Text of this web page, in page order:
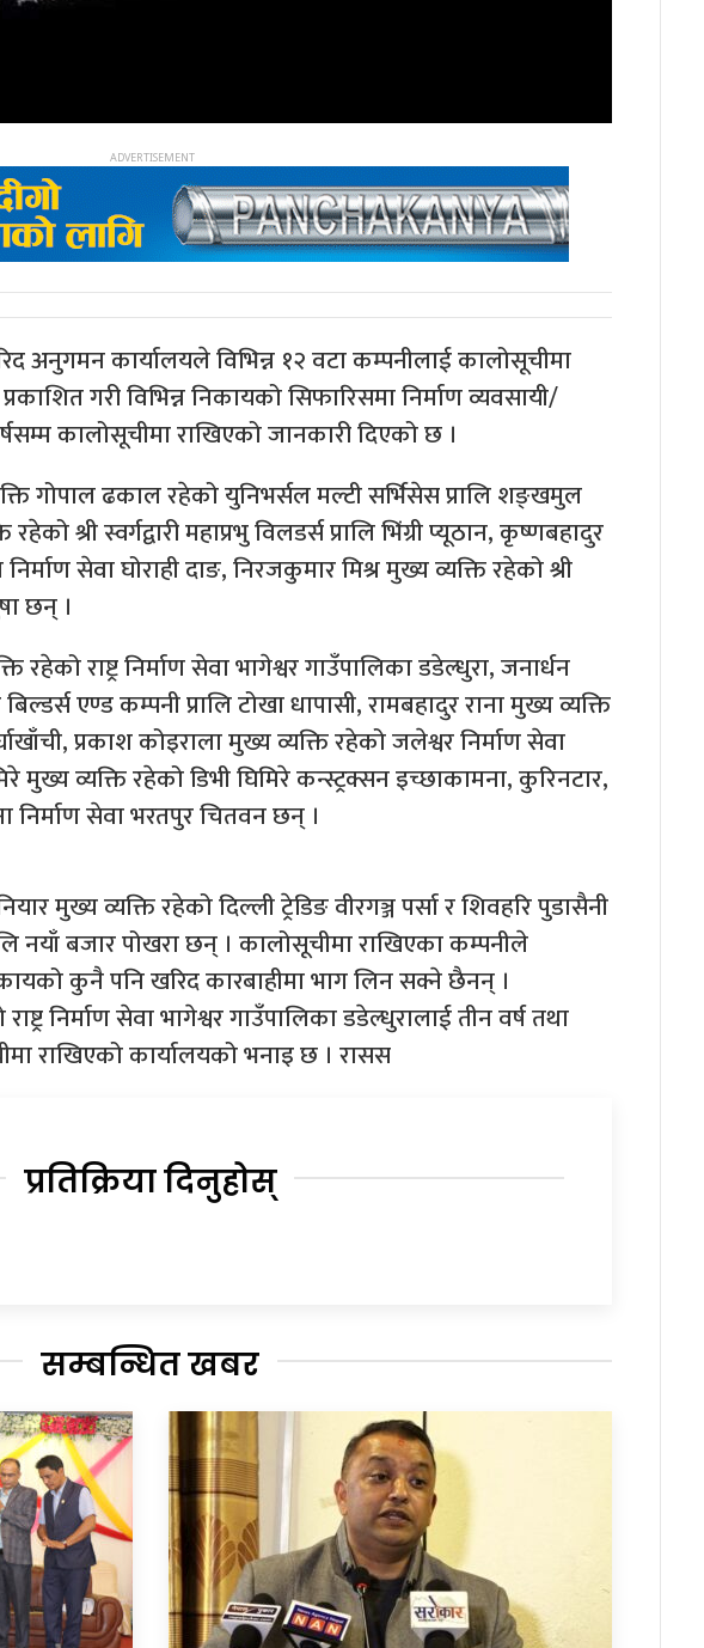
अनुगमन कार्यालयले विभिन्न १२ वटा कम्पनीलाई कालोसूचीमा
गरी विभिन्न निकायको सिफारिसमा निर्माण व्यवसायी/
कालोसूचीमा राखिएको जानकारी दिएको छ ।
गोपाल ढकाल रहेको युनिभर्सल मल्टी सर्भिसेस प्रालि शङ्खमुल
श्री स्वर्गद्वारी महाप्रभु विलडर्स प्रालि भिंग्री प्यूठान, कृष्णबहादुर
सेवा घोराही दाङ, निरजकुमार मिश्र मुख्य व्यक्ति रहेको श्री
छन् ।
राष्ट्र निर्माण सेवा भागेश्वर गाउँपालिका डडेल्धुरा, जनार्धन
एण्ड कम्पनी प्रालि टोखा धापासी, रामबहादुर राना मुख्य व्यक्ति
प्रकाश कोइराला मुख्य व्यक्ति रहेको जलेश्वर निर्माण सेवा
मुख्य व्यक्ति रहेको डिभी घिमिरे कन्स्ट्रक्सन इच्छाकामना, कुरिनटार,
निर्माण सेवा भरतपुर चितवन छन् ।
मुख्य व्यक्ति रहेको दिल्ली ट्रेडिङ वीरगञ्ज पर्सा र शिवहरि पुडासैनी
नयाँ बजार पोखरा छन् । कालोसूचीमा राखिएका कम्पनीले
कुनै पनि खरिद कारबाहीमा भाग लिन सक्ने छैनन् ।
निर्माण सेवा भागेश्वर गाउँपालिका डडेल्धुरालाई तीन वर्ष तथा
राखिएको कार्यालयको भनाइ छ । रासस
प्रतिक्रिया दिनुहोस्
सम्बन्धित खबर